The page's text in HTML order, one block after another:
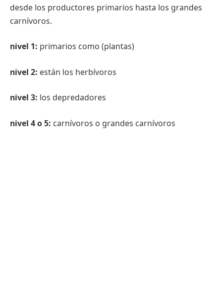
desde los productores primarios hasta los grandes
carnívoros.
nivel 1: primarios como (plantas)
nivel 2: están los herbívoros
nivel 3: los depredadores
nivel 4 o 5: carnívoros o grandes carnívoros